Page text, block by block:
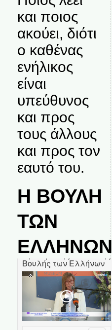
και ποιος
ακούει, διότι
ο καθένας
ενήλικος
είναι
υπεύθυνος
και προς
τους άλλους
και προς τον
εαυτό του.
Η ΒΟΥΛΗ
ΤΩΝ
ΕΛΛΗΝΩΝ